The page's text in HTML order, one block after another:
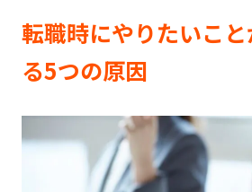
転職時にやりたいこ
る5つの原因